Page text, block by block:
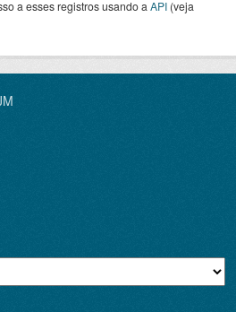
a esses registros usando a API (veja